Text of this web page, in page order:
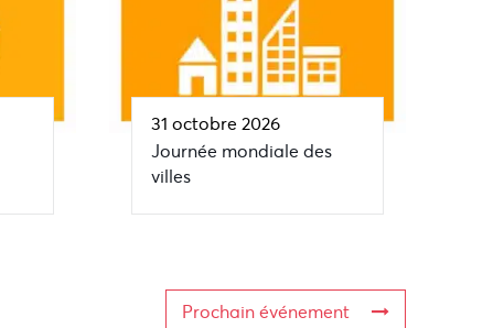
31 octobre 2026
Journée mondiale des
villes
Prochain événement